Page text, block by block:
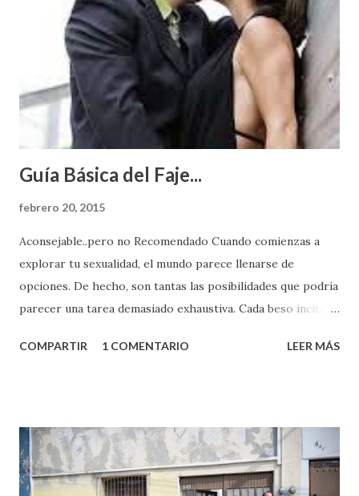
Guía Básica del Faje...
febrero 20, 2015
Aconsejable..pero no Recomendado Cuando comienzas a
explorar tu sexualidad, el mundo parece llenarse de
opciones. De hecho, son tantas las posibilidades que podría
parecer una tarea demasiado exhaustiva. Cada beso incita
partes de ti que jamás hubieras imaginado. El problema es
conoces ni la mitad de lo que deberías saber. Pero incluso
quienes ya han tenido relaciones sexuales no son expertos
o expertas en el tema. Siempre hay algo nuevo que
COMPARTIR 1 COMENTARIO LEER MÁS